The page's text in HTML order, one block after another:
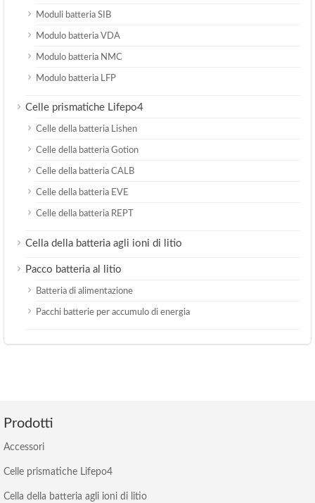
Moduli batteria SIB
Modulo batteria VDA
Modulo batteria NMC
Modulo batteria LFP
Celle prismatiche Lifepo4
Celle della batteria Lishen
Celle della batteria Gotion
Celle della batteria CALB
Celle della batteria EVE
Celle della batteria REPT
Cella della batteria agli ioni di litio
Pacco batteria al litio
Batteria di alimentazione
Pacchi batterie per accumulo di energia
Prodotti
Accessori
Celle prismatiche Lifepo4
Cella della batteria agli ioni di litio